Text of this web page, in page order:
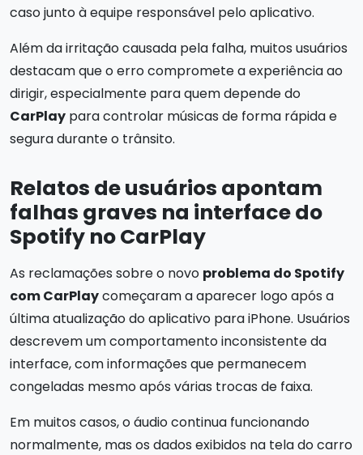
caso junto à equipe responsável pelo aplicativo.
Além da irritação causada pela falha, muitos usuários
destacam que o erro compromete a experiência ao
dirigir, especialmente para quem depende do
CarPlay para controlar músicas de forma rápida e
segura durante o trânsito.
Relatos de usuários apontam
falhas graves na interface do
Spotify no CarPlay
As reclamações sobre o novo problema do Spotify
com CarPlaycomeçaram a aparecer logo após a
última atualização do aplicativo para iPhone. Usuários
descrevem um comportamento inconsistente da
interface, com informações que permanecem
congeladas mesmo após várias trocas de faixa.
Em muitos casos, o áudio continua funcionando
normalmente, mas os dados exibidos na tela do carro